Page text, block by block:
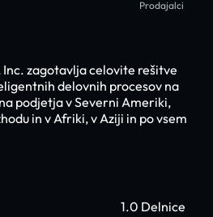
Prodajalci
zagotavlja celovite rešitve
delovnih procesov na
podjetja v Severni Ameriki,
in v Afriki, v Aziji in po vsem
1.0 Delnice